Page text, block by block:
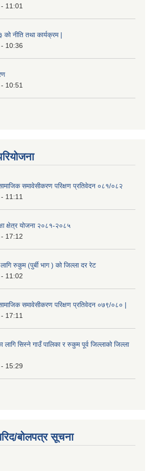
11:01
नीति तथा कार्यक्रम |
10:36
10:51
समावेसीकरण परिक्षण प्रतिवेदन ०८१/०८२
11:11
क्षेत्र योजना २०८१-२०८५
17:12
रुकुम (पुर्बी भाग ) को जिल्ला दर रेट
11:02
समावेसीकरण परिक्षण प्रतिवेदन ०७९/०८० |
17:11
सिस्ने गाउँ पालिका र रुकुम पूर्व जिल्लाको जिल्ला
15:29
बोलपत्र सूचना